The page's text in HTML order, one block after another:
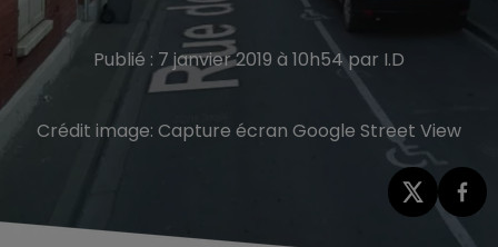
Publié : 7 janvier 2019 à 10h54 par I.D
Crédit image: Capture écran Google Street View